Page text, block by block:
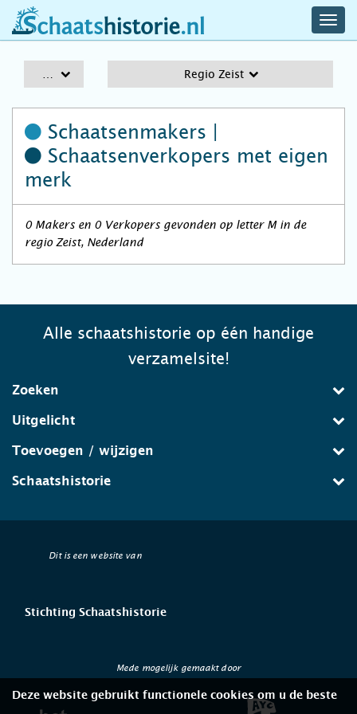
schaatshistorie.nl
Regio Zeist
Schaatsenmakers |
Schaatsenverkopers met eigen
merk
0 Makers en 0 Verkopers gevonden op letter M in de
regio Zeist, Nederland
Alle schaatshistorie op één handige
verzamelsite!
Zoeken
Uitgelicht
Toevoegen / wijzigen
Schaatshistorie
Dit is een website van
Stichting Schaatshistorie
Mede mogelijk gemaakt door
Deze website gebruikt functionele cookies om u de beste